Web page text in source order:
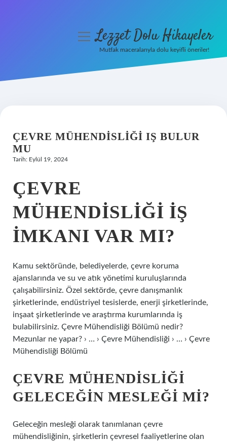
Hakkımızda
menüyüLezzet Dolu Hikayeler
Mutfak maceralarıyla dolu keyifli öneriler!
ÇEVRE MÜHENDISLIĞI IŞ BULUR
MU
Tarih: Eylül 19, 2024
ÇEVRE
MÜHENDISLIĞI IŞ
IMKANI VAR MI?
Kamu sektöründe, belediyelerde, çevre koruma
ajanslarında ve su ve atık yönetimi kuruluşlarında
çalışabilirsiniz. Özel sektörde, çevre danışmanlık
şirketlerinde, endüstriyel tesislerde, enerji şirketlerinde,
inşaat şirketlerinde ve araştırma kurumlarında iş
bulabilirsiniz. Çevre Mühendisliği Bölümü nedir?
Mezunlar ne yapar? › … › Çevre Mühendisliği › … › Çevre
Mühendisliği Bölümü
ÇEVRE MÜHENDISLIĞI
GELECEĞIN MESLEĞI MI?
Geleceğin mesleği olarak tanımlanan çevre
mühendisliğinin, şirketlerin çevresel faaliyetlerine olan